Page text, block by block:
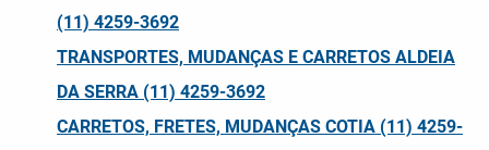
(11) 4259-3692
TRANSPORTES, MUDANÇAS E CARRETOS ALDEIA
DA SERRA (11) 4259-3692
CARRETOS, FRETES, MUDANÇAS COTIA (11) 4259-